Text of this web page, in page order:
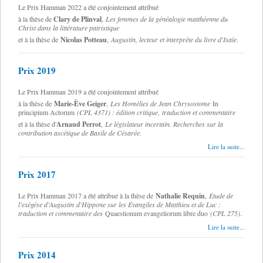
Le Prix Hamman 2022 a été conjointement attribué
à la thèse deClary de Plinval Les femmes de la généalogie matthéenne du
Christ dans la littérature patristique
et à la thèse de Nicolas Potteau Augustin, lecteur et interprète du livre d'Isaïe.
Prix 2019
Le Prix Hamman 2019 a été conjointement attribué
à la thèse de Marie-Ève Geiger Les Homélies de Jean Chrysostome In
principium Actorum (CPL 4371) : édition critique, traduction et commentaire
et à la thèse d'Arnaud Perrot Le législateur incertain. Recherches sur la
contribution ascétique de Basile de Césarée.
Lire la suite...
Prix 2017
Le Prix Hamman 2017 a été attribué à la thèse de Nathalie Requin Étude de
l'exégèse d'Augustin d'Hippone sur les Évangiles de Matthieu et de Luc :
traduction et commentaire des Quaestionum evangeliorum libre duo (CPL 275).
Lire la suite...
Prix 2014